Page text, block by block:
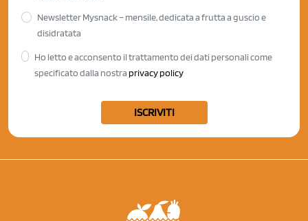
Newsletter Mysnack – mensile, dedicata a frutta a guscio e
disidratata
Ho letto e acconsento il trattamento dei dati personali come
specificato dalla nostra privacy policy
ISCRIVITI